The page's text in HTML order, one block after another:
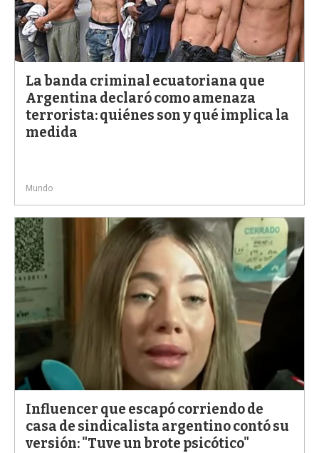
La banda criminal ecuatoriana que
Argentina declaró como amenaza
terrorista: quiénes son y qué implica la
medida
Mundo
Influencer que escapó corriendo de
casa de sindicalista argentino contó su
versión: "Tuve un brote psicótico"